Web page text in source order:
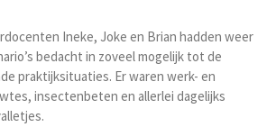
Ineke, Joke en Brian hadden weer
bedacht in zoveel mogelijk tot de
praktijksituaties. Er waren werk- en
insectenbeten en allerlei dagelijks